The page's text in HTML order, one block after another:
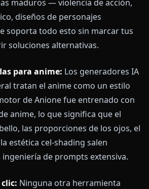
maduros — violencia de acción,
diseños de personajes
soporta todo esto sin marcar tus
soluciones alternativas.
para anime: Los generadores IA
tratan el anime como un estilo
de Anione fue entrenado con
anime, lo que significa que el
las proporciones de los ojos, el
estética cel-shading salen
de prompts extensiva.
Ninguna otra herramienta